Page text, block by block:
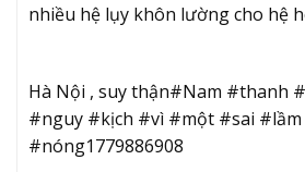
nhiều hệ lụy khôn lường cho hệ
Hà Nội , suy thận#Nam #thanh
#nguy #kịch #vì #một #sai
#nóng1779886908